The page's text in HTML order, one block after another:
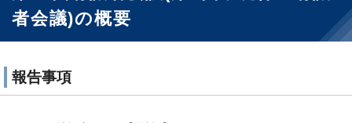
者会議)の概要
報告事項